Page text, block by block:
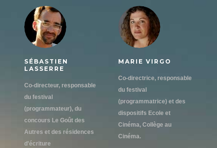
SÉBASTIEN
LASSERRE
Co-directeur, responsable
du festival
(programmateur), du
concours Le Goût des
Autres et des résidences
d'écriture
MARIE VIRGO
Co-directrice, responsable
du festival
(programmatrice) et des
dispositifs Ecole et
Cinéma, Collège au
Cinéma.